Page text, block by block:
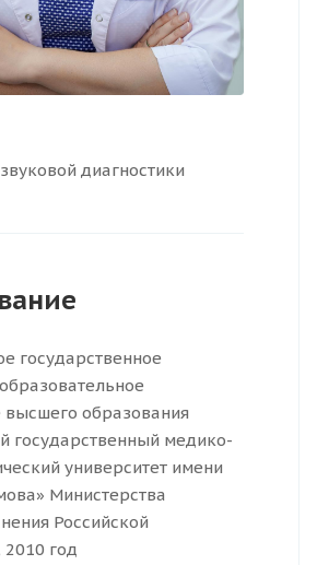
диагностики
государственное
образования
государственный медико-
университет имени
Министерства
Российской
год